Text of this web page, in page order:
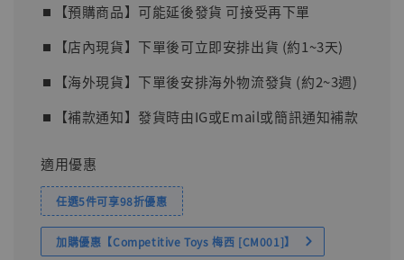
⏹︎【預購商品】可能延後發貨 可接受再下單
⏹︎【店內現貨】下單後可立即安排出貨 (約1~3天)
⏹︎【海外現貨】下單後安排海外物流發貨 (約2~3週)
⏹︎【補款通知】發貨時由IG或Email或簡訊通知補款
適用優惠
任選5件可享98折優惠
加購優惠【Competitive Toys 梅西 [CM001]】